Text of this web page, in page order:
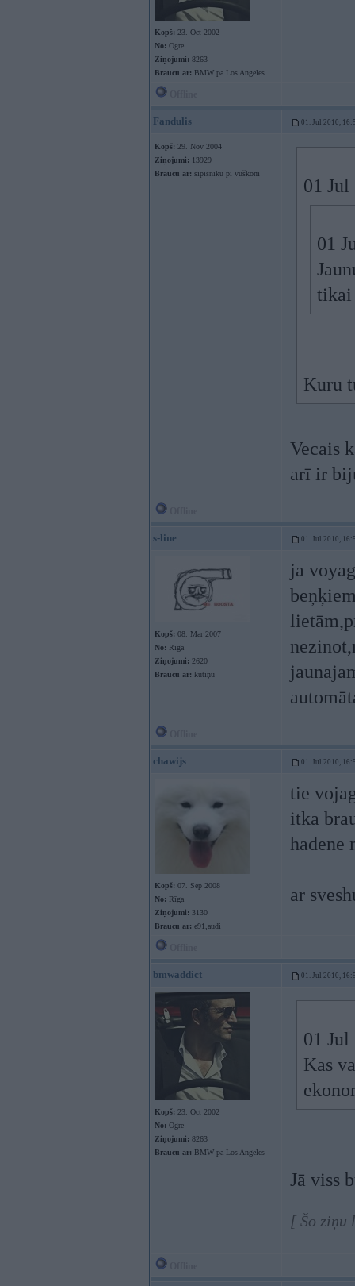
Kopš: 23. Oct 2002
No: Ogre
Ziņojumi: 8263
Braucu ar: BMW pa Los Angeles
Fandulis 01. Jul 2010,
Kopš: 29. Nov 2004
Ziņojumi: 13929
Braucu ar: sipisnīku pi vuškom
01
01
tikai
Kuru
Vecais
arī ir
s-line 01. Jul 2010,
Kopš: 08. Mar 2007
No: Rīga
Ziņojumi: 2620
Braucu ar: kūtiņu
ja
chawijs 01. Jul 2010,
Kopš: 07. Sep 2008
No: Rīga
Ziņojumi: 3130
Braucu ar: e91,audi
tie
itka
hadene
ar
bmwaddict 01. Jul 2010,
Kopš: 23. Oct 2002
No: Ogre
Ziņojumi: 8263
Braucu ar: BMW pa Los Angeles
01 Jul
Kas
Jā viss
[ Šo ziņu